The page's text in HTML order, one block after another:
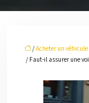
/Acheter un véhicule
/ Faut-il assurer une